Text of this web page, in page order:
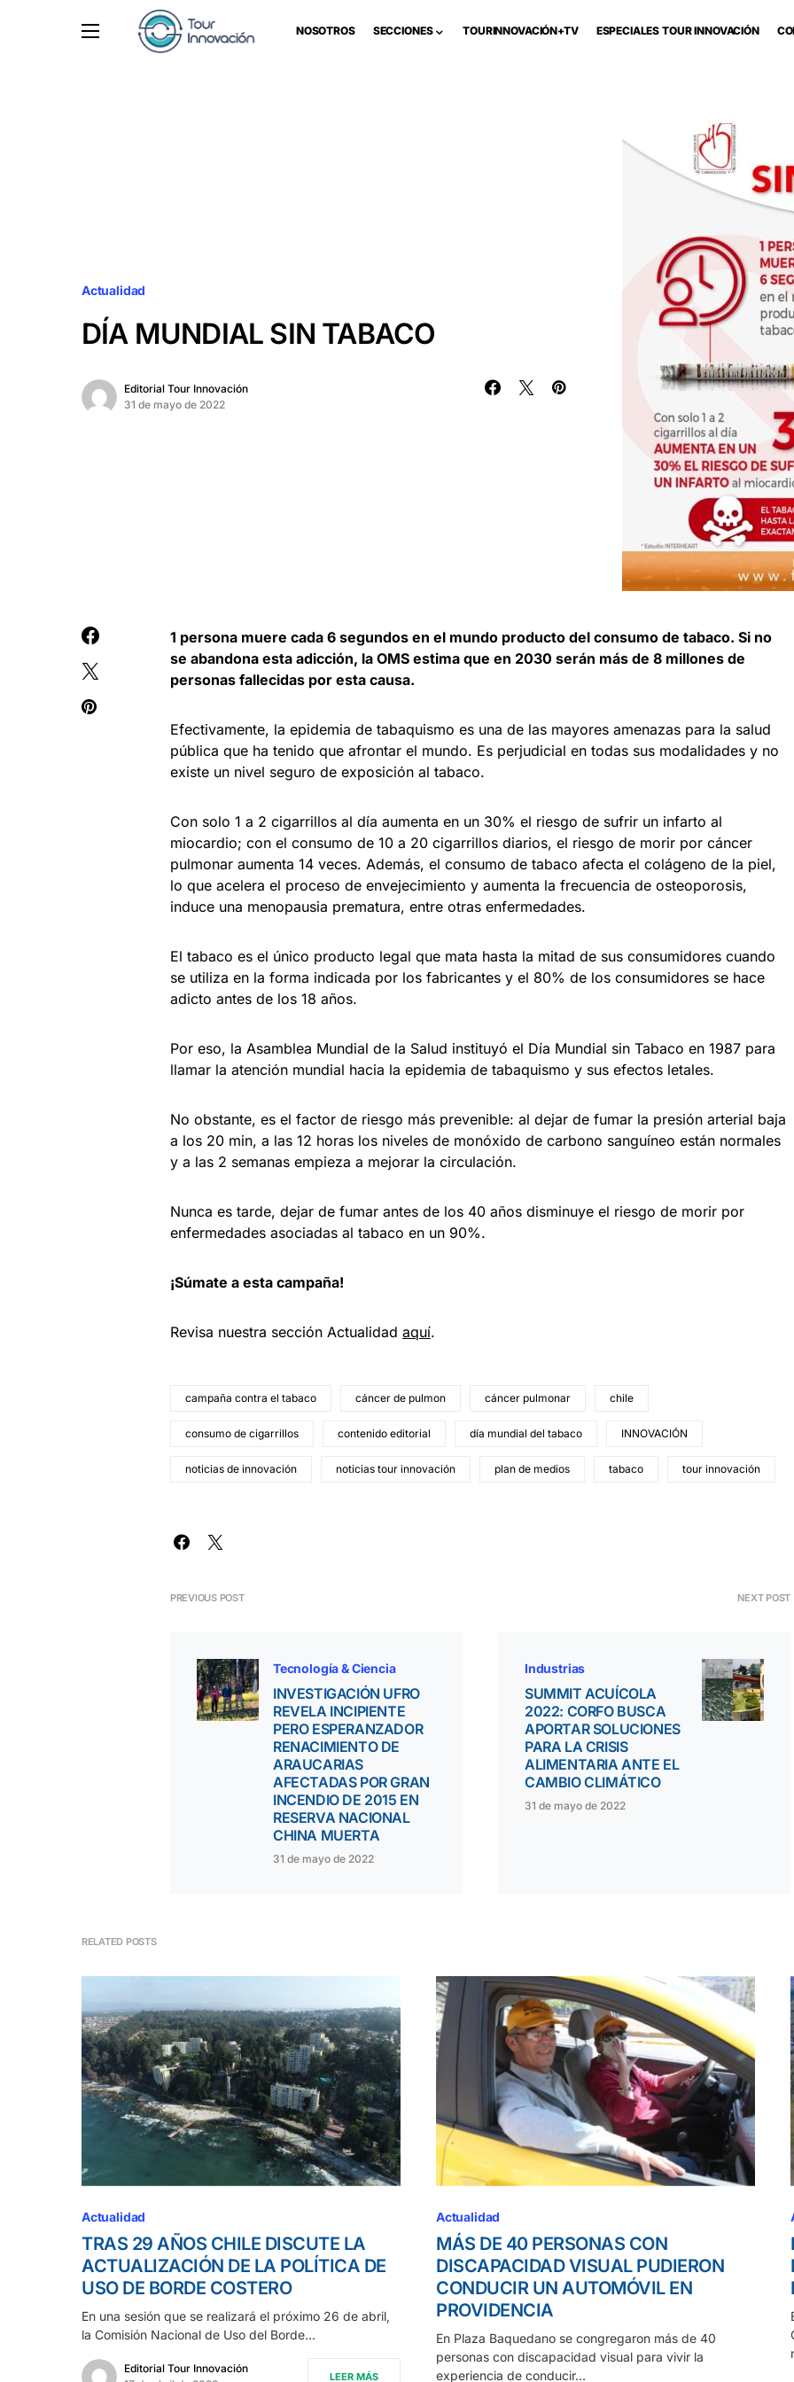
NOSOTROS SECCIONES TOURINNOVACIÓN+TV ESPECIALES TOUR INNOVACIÓN
Actualidad
DÍA MUNDIAL SIN TABACO
Editorial Tour Innovación
31 de mayo de 2022
1 persona muere cada 6 segundos en el mundo producto del consumo de tabaco. Si no
se abandona esta adicción, la OMS estima que en 2030 serán más de 8 millones de
personas fallecidas por esta causa.
Efectivamente, la epidemia de tabaquismo es una de las mayores amenazas para la salud
pública que ha tenido que afrontar el mundo. Es perjudicial en todas sus modalidades y no
existe un nivel seguro de exposición al tabaco.
Con solo 1 a 2 cigarrillos al día aumenta en un 30% el riesgo de sufrir un infarto al
miocardio; con el consumo de 10 a 20 cigarrillos diarios, el riesgo de morir por cáncer
pulmonar aumenta 14 veces. Además, el consumo de tabaco afecta el colágeno de la piel,
lo que acelera el proceso de envejecimiento y aumenta la frecuencia de osteoporosis,
induce una menopausia prematura, entre otras enfermedades.
El tabaco es el único producto legal que mata hasta la mitad de sus consumidores cuando
se utiliza en la forma indicada por los fabricantes y el 80% de los consumidores se hace
adicto antes de los 18 años.
Por eso, la Asamblea Mundial de la Salud instituyó el Día Mundial sin Tabaco en 1987 para
llamar la atención mundial hacia la epidemia de tabaquismo y sus efectos letales.
No obstante, es el factor de riesgo más prevenible: al dejar de fumar la presión arterial baja
a los 20 min, a las 12 horas los niveles de monóxido de carbono sanguíneo están normales
y a las 2 semanas empieza a mejorar la circulación.
Nunca es tarde, dejar de fumar antes de los 40 años disminuye el riesgo de morir por
enfermedades asociadas al tabaco en un 90%.
¡Súmate a esta campaña!
Revisa nuestra sección Actualidad aquí.
campaña contra el tabaco cáncer de pulmon cáncer pulmonar chile
consumo de cigarrillos contenido editorial día mundial del tabaco INNOVACIÓN
noticias de innovación noticias tour innovación plan de medios tabaco tour innovación
PREVIOUS POST
Tecnología & Ciencia
INVESTIGACIÓN UFRO
REVELA INCIPIENTE
PERO ESPERANZADOR
RENACIMIENTO DE
ARAUCARIAS
AFECTADAS POR GRAN
INCENDIO DE 2015 EN
RESERVA NACIONAL
CHINA MUERTA
31 de mayo de 2022
NEXT POST
Industrias
SUMMIT ACUÍCOLA
2022: CORFO BUSCA
APORTAR SOLUCIONES
PARA LA CRISIS
ALIMENTARIA ANTE EL
CAMBIO CLIMÁTICO
31 de mayo de 2022
RELATED POSTS
Actualidad
TRAS 29 AÑOS CHILE DISCUTE LA
ACTUALIZACIÓN DE LA POLÍTICA DE
USO DE BORDE COSTERO
En una sesión que se realizará el próximo 26 de abril,
la Comisión Nacional de Uso del Borde…
Editorial Tour Innovación
LEER MÁS
Actualidad
MÁS DE 40 PERSONAS CON
DISCAPACIDAD VISUAL PUDIERON
CONDUCIR UN AUTOMÓVIL EN
PROVIDENCIA
En Plaza Baquedano se congregaron más de 40
personas con discapacidad visual para vivir la
experiencia de conducir…